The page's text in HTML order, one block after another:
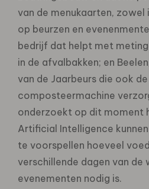
van de menukaarten, zowel
op beurzen en
bedrijf dat helpt met
in de afvalbakken; en
van de Jaarbeurs die ook de
composteermachine
onderzoekt op dit moment
Artificial Intelligence
te voorspellen hoeveel
verschillende dagen van de
evenementen nodig is.